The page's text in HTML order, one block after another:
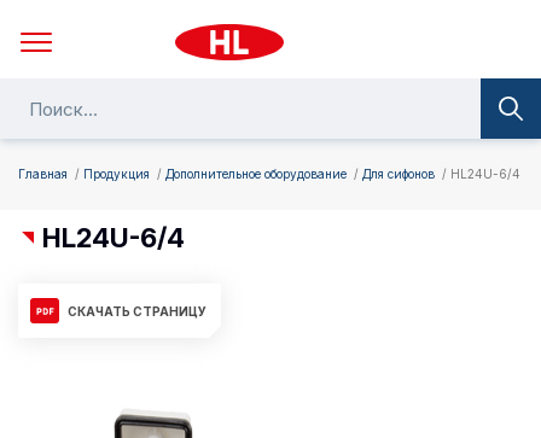
Главная Продукция Дополнительное оборудование Для сифонов HL24U-6/4
HL24U-6/4
СКАЧАТЬ СТРАНИЦУ